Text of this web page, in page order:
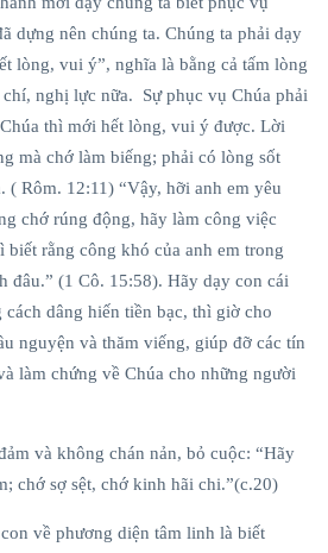
dựng nên chúng ta. Chúng ta phải dạy
lòng, vui ý”, nghĩa là bằng cả tấm lòng
nghị lực nữa. Sự phục vụ Chúa phải
thì mới hết lòng, vui ý được. Lời
mà chớ làm biếng; phải có lòng sốt
( Rôm. 12:11) “Vậy, hỡi anh em yêu
chớ rúng động, hãy làm công việc
biết rằng công khó của anh em trong
đâu.” (1 Cô. 15:58). Hãy dạy con cái
dâng hiến tiền bạc, thì giờ cho
nguyện và thăm viếng, giúp đỡ các tín
làm chứng về Chúa cho những người
và không chán nản, bỏ cuộc: “Hãy
chớ sợ sệt, chớ kinh hãi chi.”(c.20)
về phương diện tâm linh là biết